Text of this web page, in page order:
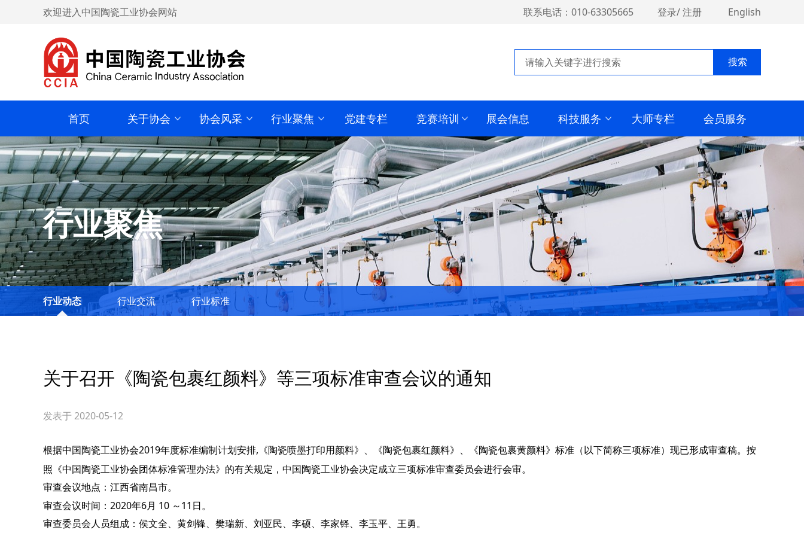
欢迎进入中国陶瓷工业协会网站 联系电话：010-63305665 登录/注册 English
搜索
首页 关于协会 协会风采 行业聚焦 党建专栏 竞赛培训 展会信息 科技服务 大师专栏 会员服务
行业聚焦
行业动态 行业交流 行业标准
关于召开《陶瓷包裹红颜料》等三项标准审查会议的通知
发表于 2020-05-12
根据中国陶瓷工业协会2019年度标准编制计划安排,《陶瓷喷墨打印用颜料》、《陶瓷包裹红颜料》、《陶瓷包裹黄颜料》标准（以下简称三项标准）现已形成审查稿。按
照《中国陶瓷工业协会团体标准管理办法》的有关规定，中国陶瓷工业协会决定成立三项标准审查委员会进行会审。
审查会议地点：江西省南昌市。
审查会议时间： 2020年6月 10 ～11日。
审查委员会人员组成：侯文全、黄剑锋、樊瑞新、刘亚民、李硕、李家铎、李玉平、王勇。